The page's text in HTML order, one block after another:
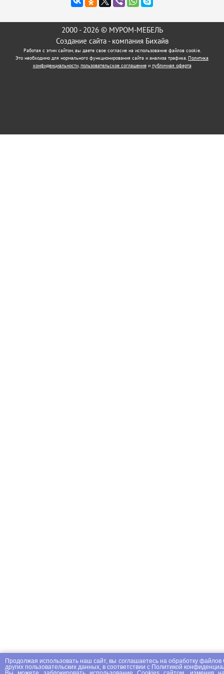
2000 - 2026 © МУРОМ-МЕБЕЛЬ
Создание сайта- компания Бихайв
Работая с этим сайтом, вы даете свое согласие на использование файлов cookie.
Это необходимо для нормального функционирования сайта и анализа трафика.Политика
конфиденциальности,пользовательское соглашениеи публичная оферта
Продолжая использовать наш сайт, вы соглашаетесь на обработку файлов
других пользовательских данных, в соответствии с Политикой